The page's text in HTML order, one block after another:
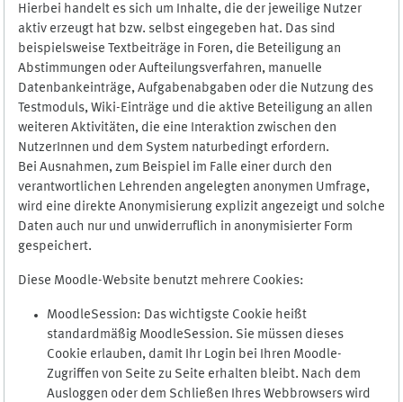
Hierbei handelt es sich um Inhalte, die der jeweilige Nutzer
aktiv erzeugt hat bzw. selbst eingegeben hat. Das sind
beispielsweise Textbeiträge in Foren, die Beteiligung an
Abstimmungen oder Aufteilungsverfahren, manuelle
Datenbankeinträge, Aufgabenabgaben oder die Nutzung des
Testmoduls, Wiki-Einträge und die aktive Beteiligung an allen
weiteren Aktivitäten, die eine Interaktion zwischen den
NutzerInnen und dem System naturbedingt erfordern.
Bei Ausnahmen, zum Beispiel im Falle einer durch den
verantwortlichen Lehrenden angelegten anonymen Umfrage,
wird eine direkte Anonymisierung explizit angezeigt und solche
Daten auch nur und unwiderruflich in anonymisierter Form
gespeichert.
Diese Moodle-Website benutzt mehrere Cookies:
MoodleSession: Das wichtigste Cookie heißt
standardmäßig MoodleSession. Sie müssen dieses
Cookie erlauben, damit Ihr Login bei Ihren Moodle-
Zugriffen von Seite zu Seite erhalten bleibt. Nach dem
Ausloggen oder dem Schließen Ihres Webbrowsers wird